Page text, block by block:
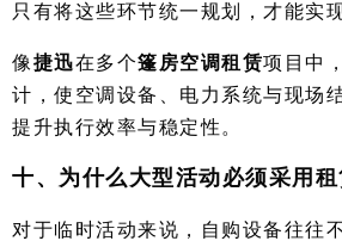
只有将这些环节统一规划，才能实
像捷迅在多个篷房空调租赁项目中
计，使空调设备、电力系统与现场
提升执行效率与稳定性。
十、为什么大型活动必须采用
对于临时活动来说，自购设备往往